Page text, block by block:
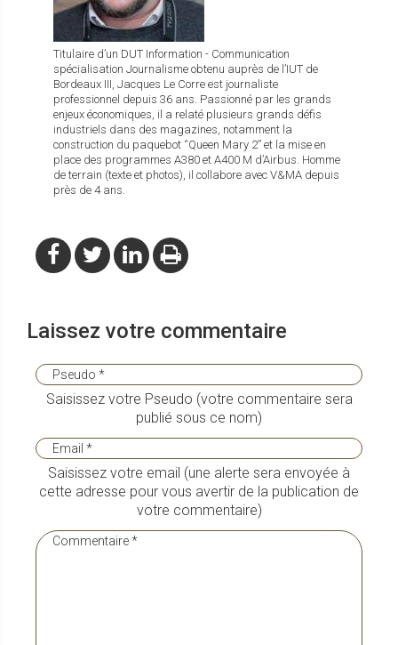
Titulaire d’un DUT Information - Communication
spécialisation Journalisme obtenu auprès de l’IUT de
Bordeaux III, Jacques Le Corre est journaliste
professionnel depuis 36 ans. Passionné par les grands
enjeux économiques, il a relaté plusieurs grands défis
industriels dans des magazines, notamment la
construction du paquebot “Queen Mary 2” et la mise en
place des programmes A380 et A400 M d’Airbus. Homme
de terrain (texte et photos), il collabore avec V&MA depuis
près de 4 ans.
Laissez votre commentaire
Saisissez votre Pseudo (votre commentaire sera
publié sous ce nom)
Saisissez votre email (une alerte sera envoyée à
cette adresse pour vous avertir de la publication de
votre commentaire)